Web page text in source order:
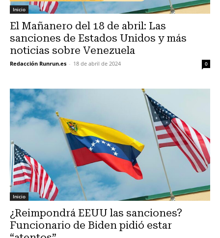
Inicio
El Mañanero del 18 de abril: Las
sanciones de Estados Unidos y más
noticias sobre Venezuela
Redacción Runrun.es - 18 de abril de 2024 0
Inicio
¿Reimpondrá EEUU las sanciones?
Funcionario de Biden pidió estar